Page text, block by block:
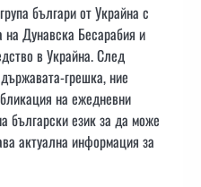
българи от Украйна с
на Дунавска Бесарабия и
в Украйна. След
грешка, ние
на ежедневни
български език за да може
актуална информация за